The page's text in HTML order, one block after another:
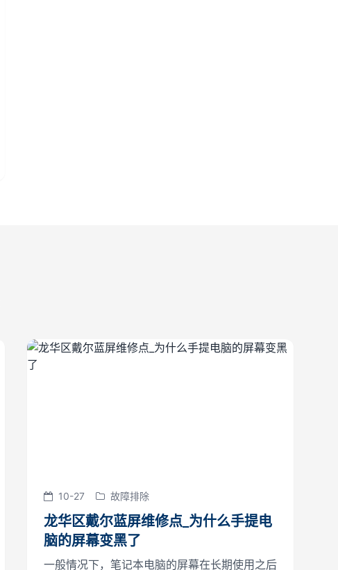
10-27 故障排除
龙华区戴尔蓝屏维修点_为什么手提电
脑的屏幕变黑了
一般情况下，笔记本电脑的屏幕在长期使用之后